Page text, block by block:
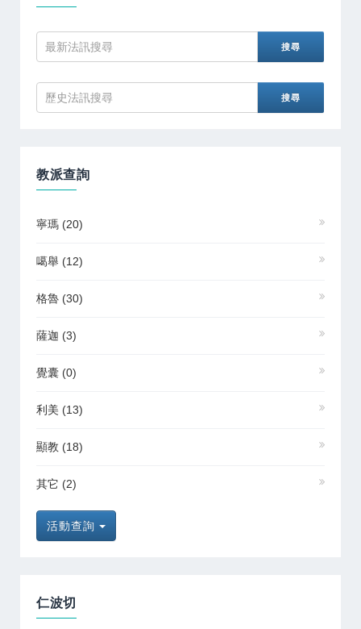
教派查詢
寧瑪 (20)
噶舉 (12)
格魯 (30)
薩迦 (3)
覺囊 (0)
利美 (13)
顯教 (18)
其它 (2)
活動查詢
仁波切